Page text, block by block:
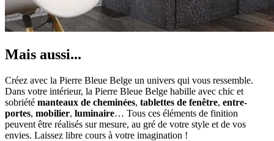
Mais aussi...
Créez avec la Pierre Bleue Belge un univers qui vous ressemble.
Dans votre intérieur, la Pierre Bleue Belge habille avec chic et
sobriété manteaux de cheminées, tablettes de fenêtre, entre-
portes, mobilier, luminaire… Tous ces éléments de finition
peuvent être réalisés sur mesure, au gré de votre style et de vos
envies. Laissez libre cours à votre imagination !